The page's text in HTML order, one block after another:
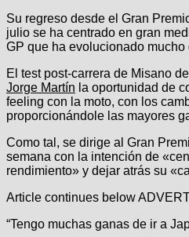
Su regreso desde el Gran
julio se ha centrado en gran
GP que ha evolucionado
El test post-carrera de Misano
Jorge Martín la oportunidad de
feeling con la moto, con los
proporcionándole las mayores
Como tal, se dirige al Gran
semana con la intención de
rendimiento» y dejar atrás su
Article continues below
“Tengo muchas ganas de ir a